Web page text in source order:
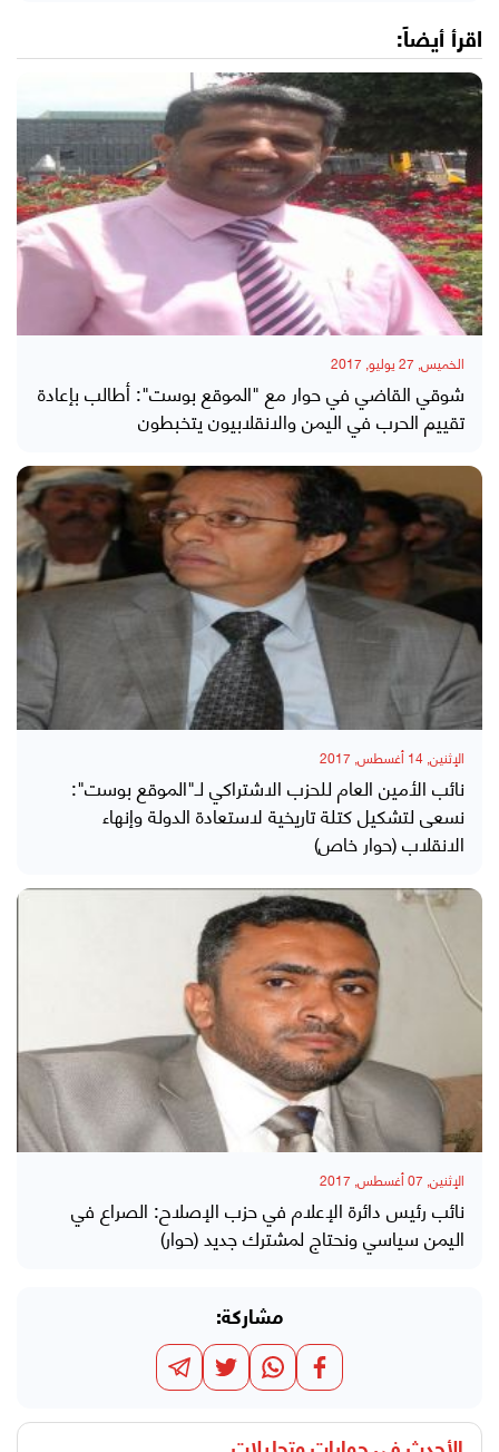
اقرأ أيضاً:
الخميس, 27 يوليو, 2017
شوقي القاضي في حوار مع "الموقع بوست": أطالب بإعادة
تقييم الحرب في اليمن والانقلابيون يتخبطون
الإثنين, 14 أغسطس, 2017
نائب الأمين العام للحزب الاشتراكي لـ"الموقع بوست":
نسعى لتشكيل كتلة تاريخية لاستعادة الدولة وإنهاء
الانقلاب (حوار خاص)
الإثنين, 07 أغسطس, 2017
نائب رئيس دائرة الإعلام في حزب الإصلاح: الصراع في
اليمن سياسي ونحتاج لمشترك جديد (حوار)
مشاركة: